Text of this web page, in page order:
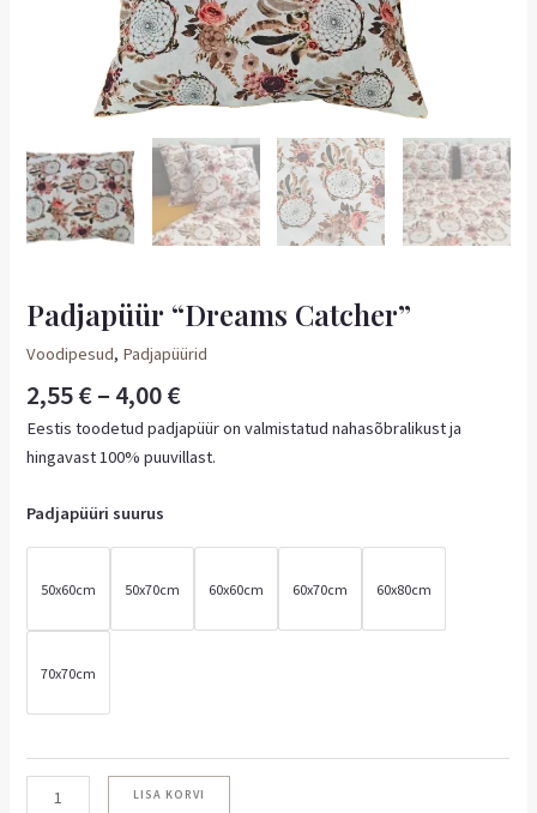
Padjapüür “Dreams Catcher”
Voodipesud, Padjapüürid
2,55€– 4,00€
Eestis toodetud padjapüür on valmistatud nahasõbralikust ja
hingavast 100% puuvillast.
Padjapüüri suurus
50x60cm 50x70cm 60x60cm 60x70cm 60x80cm
70x70cm
LISA KORVI